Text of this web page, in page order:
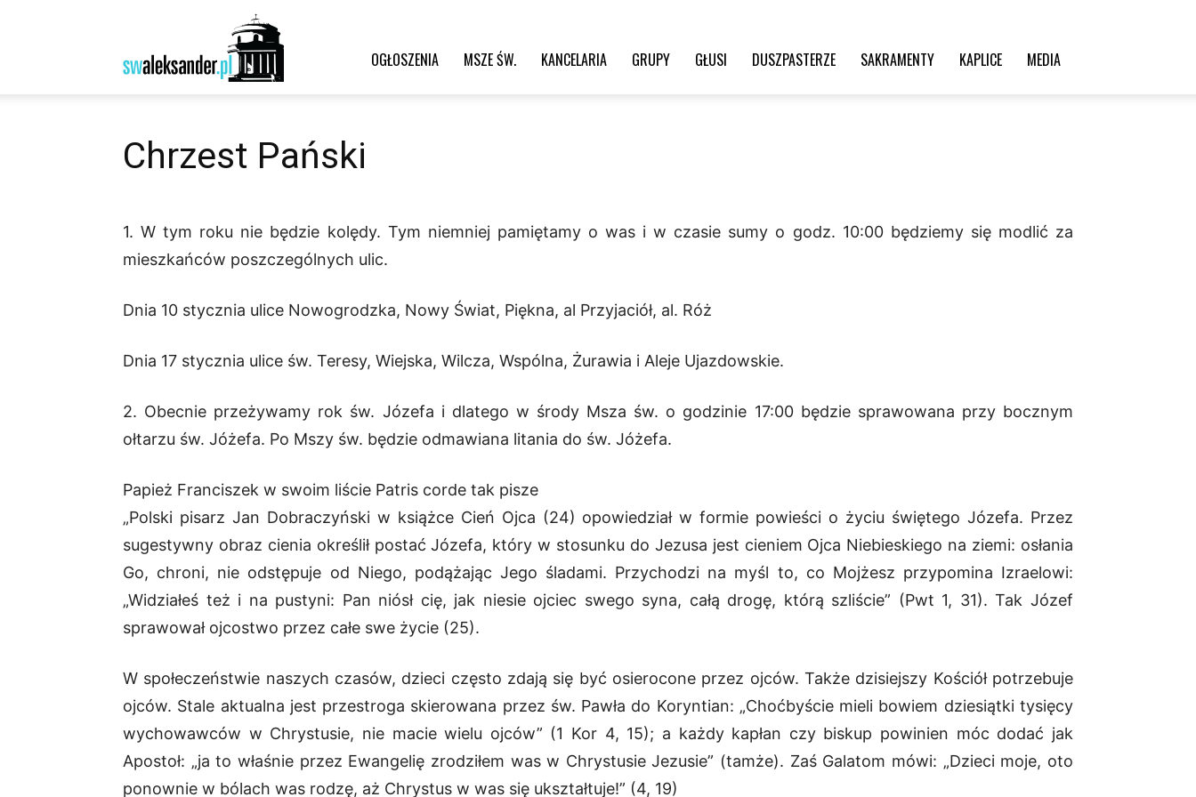
Św.
Aleksander
–
OGŁOSZENIA MSZE ŚW. KANCELARIA GRUPY GŁUSI DUSZPASTERZE SAKRAMENTY KAPLICE MEDIA
Chrzest Pański
1. W tym roku nie będzie kolędy. Tym niemniej pamiętamy o was i w czasie sumy o godz. 10:00 będziemy się modlić za
mieszkańców poszczególnych ulic.
Dnia 10 stycznia ulice Nowogrodzka, Nowy Świat, Piękna, al Przyjaciół, al. Róż
Dnia 17 stycznia ulice św. Teresy, Wiejska, Wilcza, Wspólna, Żurawia i Aleje Ujazdowskie.
2. Obecnie przeżywamy rok św. Józefa i dlatego w środy Msza św. o godzinie 17:00 będzie sprawowana przy bocznym
ołtarzu św. Jóżefa. Po Mszy św. będzie odmawiana litania do św. Jóżefa.
Papież Franciszek w swoim liście Patris corde tak pisze
„Polski pisarz Jan Dobraczyński w książce Cień Ojca (24) opowiedział w formie powieści o życiu świętego Józefa. Przez
sugestywny obraz cienia określił postać Józefa, który w stosunku do Jezusa jest cieniem Ojca Niebieskiego na ziemi: osłania
Go, chroni, nie odstępuje od Niego, podążając Jego śladami. Przychodzi na myśl to, co Mojżesz przypomina Izraelowi:
„Widziałeś też i na pustyni: Pan niósł cię, jak niesie ojciec swego syna, całą drogę, którą szliście” (Pwt 1, 31). Tak Józef
sprawował ojcostwo przez całe swe życie (25).
W społeczeństwie naszych czasów, dzieci często zdają się być osierocone przez ojców. Także dzisiejszy Kościół potrzebuje
ojców. Stale aktualna jest przestroga skierowana przez św. Pawła do Koryntian: „Choćbyście mieli bowiem dziesiątki tysięcy
wychowawców w Chrystusie, nie macie wielu ojców” (1 Kor 4, 15); a każdy kapłan czy biskup powinien móc dodać jak
Apostoł: „ja to właśnie przez Ewangelię zrodziłem was w Chrystusie Jezusie” (tamże). Zaś Galatom mówi: „Dzieci moje, oto
ponownie w bólach was rodzę, aż Chrystus w was się ukształtuje!” (4, 19)